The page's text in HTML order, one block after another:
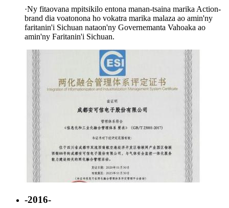
·Ny fitaovana mpitsikilo entona manan-tsaina marika Action-
brand dia voatonona ho vokatra marika malaza ao amin'ny
faritanin'i Sichuan nataon'ny Governemanta Vahoaka ao
amin'ny Faritanin'i Sichuan.
-2016-